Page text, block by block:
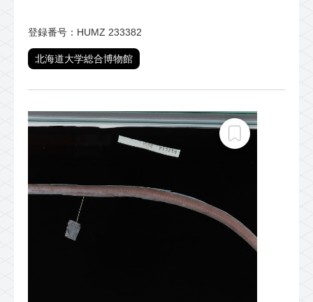
登録番号：HUMZ 233382
北海道大学総合博物館